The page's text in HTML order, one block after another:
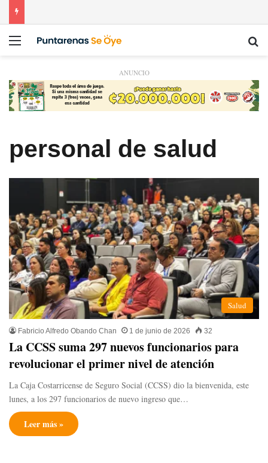
Menú
ANUNCIO
personal de salud
Salud
Fabricio Alfredo Obando Chan 1 de junio de 2026 32
​La CCSS suma 297 nuevos funcionarios para
revolucionar el primer nivel de atención
La Caja Costarricense de Seguro Social (CCSS) dio la bienvenida, este
lunes, a los 297 funcionarios de nuevo ingreso que…
Leer más »